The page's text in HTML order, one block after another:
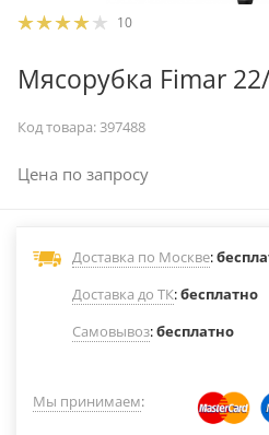
10
Мясорубка Fimar
Код товара:397488
Цена по запросу
Доставка по Москве:
Доставка до ТК:бесплатно
Самовывоз:бесплатно
Мы принимаем: